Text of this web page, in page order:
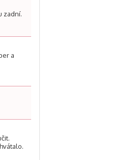
zadní.
a